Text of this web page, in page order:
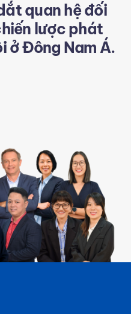
quan hệ đối
lược phát
ở Đông Nam Á.